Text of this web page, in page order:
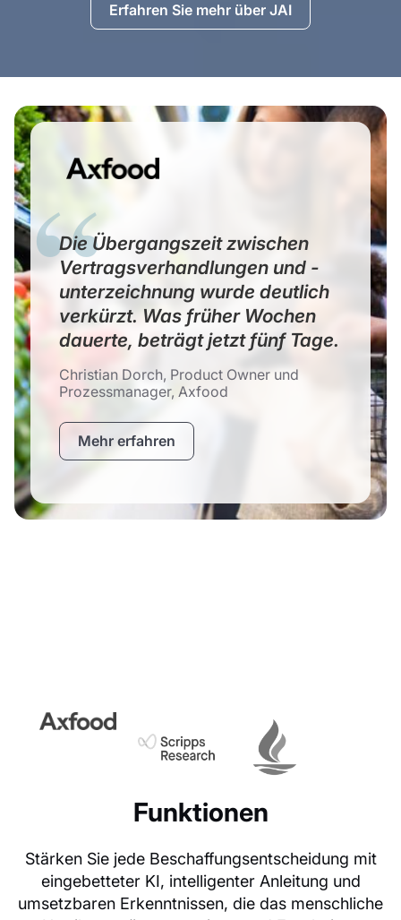
Erfahren Sie mehr über JAI
Die Übergangszeit zwischen
Vertragsverhandlungen und -
unterzeichnung wurde deutlich
verkürzt. Was früher Wochen
dauerte, beträgt jetzt fünf Tage.
Christian Dorch, Product Owner und
Prozessmanager, Axfood
Mehr erfahren
Funktionen
Stärken Sie jede Beschaffungsentscheidung mit
eingebetteter KI, intelligenter Anleitung und
umsetzbaren Erkenntnissen, die das menschliche